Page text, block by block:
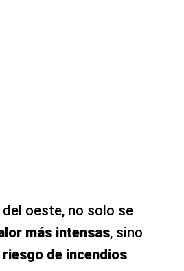
oeste, no solo se
más intensas, sino
riesgo de incendios